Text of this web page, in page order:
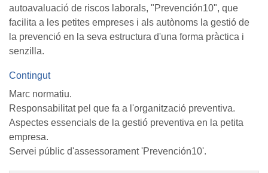
autoavaluació de riscos laborals, "Prevención10", que
facilita a les petites empreses i als autònoms la gestió de
la prevenció en la seva estructura d'una forma pràctica i
senzilla.
Contingut
Marc normatiu.
Responsabilitat pel que fa a l'organització preventiva.
Aspectes essencials de la gestió preventiva en la petita
empresa.
Servei públic d'assessorament 'Prevención10'.